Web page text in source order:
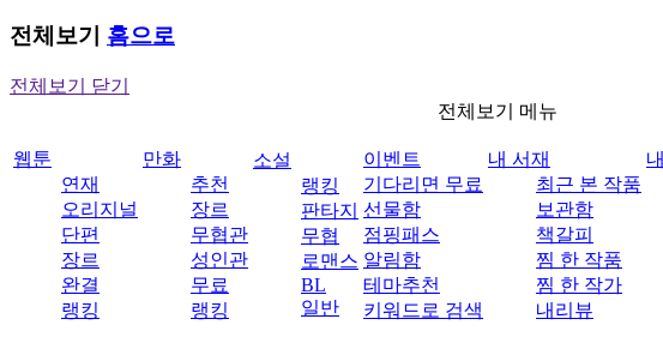
전체보기 홈으로
전체보기 닫기
전체보기 메뉴
웹툰
연재
오리지널
단편
장르
완결
랭킹
만화
추천
장르
무협관
성인관
무료
랭킹
소설
랭킹
판타지
무협
로맨스
BL
일반
이벤트
기다리면 무료
선물함
점핑패스
알림함
테마추천
키워드로 검색
내 서재
최근 본 작품
보관함
책갈피
찜 한 작품
찜 한 작가
내리뷰